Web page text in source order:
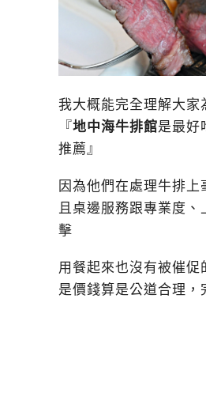
我大概能完全理解大家
『 地中海牛排館是最好
推薦』
因為他們在處理牛排上
且桌邊服務跟專業度、
擊
用餐起來也沒有被催促
是價錢算是公道合理，